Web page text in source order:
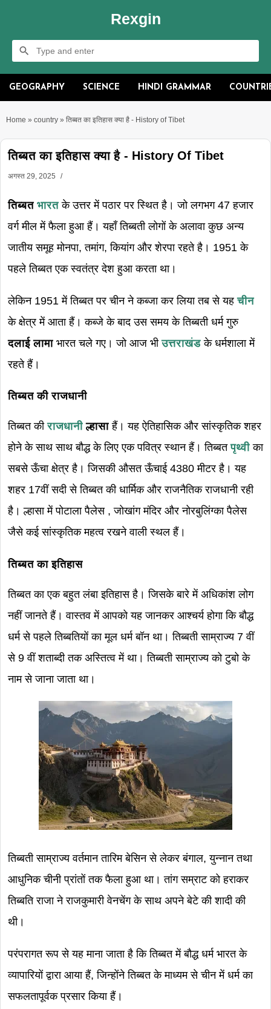
Rexgin
GEOGRAPHY SCIENCE HINDI GRAMMAR
Home » country » तिब्बत का इतिहास क्या है - History of Tibet
तिब्बत का इतिहास क्या है - History Of Tibet
अगस्त 29, 2025
तिब्बत भारतके उत्तर में पठार पर स्थित है। जो लगभग 47 हजार
वर्ग मील में फैला हुआ हैं। यहाँ तिब्बती लोगों के अलावा कुछ अन्य
जातीय समूह मोनपा, तमांग, कियांग और शेरपा रहते है। 1951 के
पहले तिब्बत एक स्वतंत्र देश हुआ करता था।
लेकिन 1951 में तिब्बत पर चीन ने कब्जा कर लिया तब से यहचीन
के क्षेत्र में आता हैं। कब्जे के बाद उस समय के तिब्बती धर्म गुरु
दलाई लामा भारत चले गए। जो आज भीउत्तराखंडके धर्मशाला में
रहते हैं।
तिब्बत की राजधानी
तिब्बत कीराजधानील्हासाहैं। यह ऐतिहासिक और सांस्कृतिक शहर
होने के साथ साथ बौद्ध के लिए एक पवित्र स्थान हैं। तिब्बतपृथ्वीका
सबसे ऊँचा क्षेत्र है। जिसकी औसत ऊँचाई 4380 मीटर है। यह
शहर 17वीं सदी से तिब्बत की धार्मिक और राजनैतिक राजधानी रही
है। ल्हासा में पोटाला पैलेस , जोखांग मंदिर और नोरबुलिंग्का पैलेस
जैसे कई सांस्कृतिक महत्व रखने वाली स्थल हैं।
तिब्बत का इतिहास
तिब्बत का एक बहुत लंबा इतिहास है। जिसके बारे में अधिकांश लोग
नहीं जानते हैं। वास्तव में आपको यह जानकर आश्चर्य होगा कि बौद्ध
धर्म से पहले तिब्बतियों का मूल धर्म बॉन था। तिब्बती साम्राज्य 7 वीं
से 9 वीं शताब्दी तक अस्तित्व में था। तिब्बती साम्राज्य को टुबो के
नाम से जाना जाता था।
तिब्बती साम्राज्य वर्तमान तारिम बेसिन से लेकर बंगाल, युन्नान तथा
आधुनिक चीनी प्रांतों तक फैला हुआ था। तांग सम्राट को हराकर
तिब्बति राजा ने राजकुमारी वेनचेंग के साथ अपने बेटे की शादी की
थी।
परंपरागत रूप से यह माना जाता है कि तिब्बत में बौद्ध धर्म भारत के
व्यापारियों द्वारा आया हैं, जिन्होंने तिब्बत के माध्यम से चीन में धर्म का
सफलतापूर्वक प्रसार किया हैं।